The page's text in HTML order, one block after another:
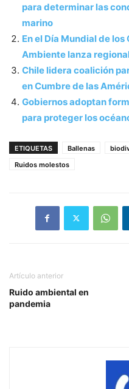
para determinar las
marino
En el Día Mundial de
Ambiente lanza
Chile lidera coalición
en Cumbre de las
Gobiernos adoptan
para proteger los
ETIQUETAS Ballenas
Ruidos molestos
Artículo anterior
Ruido ambiental en
pandemia